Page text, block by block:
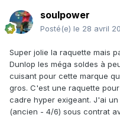
soulpower
Posté(e) le 28 avril
Super jolie la raquette mais
Dunlop les méga soldes à
cuisant pour cette marque
gros. C'est une raquette
cadre hyper exigeant. J'ai
(ancien - 4/6) sous contrat